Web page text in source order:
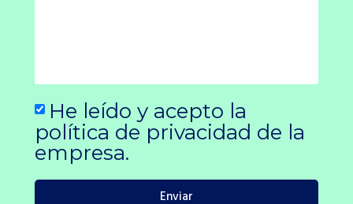
He leído y acepto la
política de privacidad de la
empresa.
Enviar